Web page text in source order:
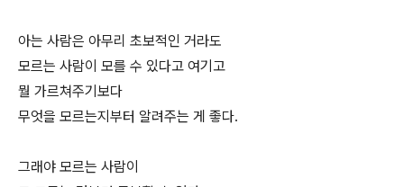
아는 사람은 아무리 초보적인 거라도
모르는 사람이 모를 수 있다고 여기고
뭘 가르쳐주기보다
무엇을 모르는지부터 알려주는 게 좋다.
그래야 모르는 사람이